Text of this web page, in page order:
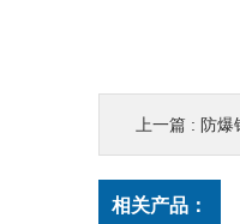
上一篇 : 防爆
相关产品：